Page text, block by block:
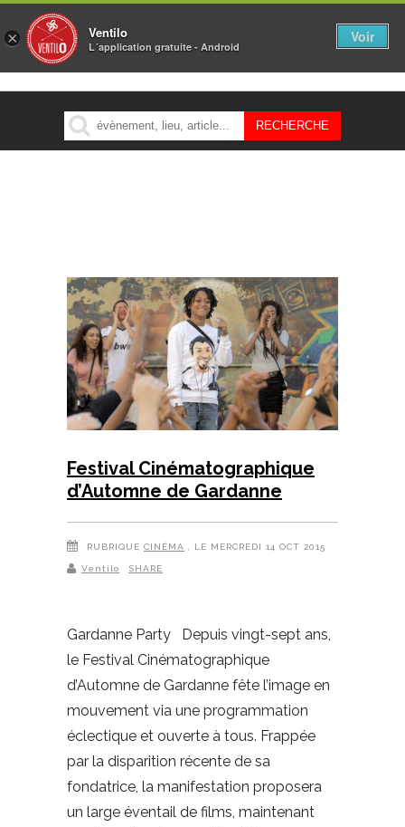
MENU
Festival Cinématographique
d’Automne de Gardanne
RUBRIQUE CINÉMA , LE MERCREDI 14 OCT 2015
Ventilo SHARE
Gardanne Party Depuis vingt-sept ans,
le Festival Cinématographique
d’Automne de Gardanne fête l’image en
mouvement via une programmation
éclectique et ouverte à tous. Frappée
par la disparition récente de sa
fondatrice, la manifestation proposera
un large éventail de films, maintenant
× Ventilo
L´application gratuite - Android
Voir